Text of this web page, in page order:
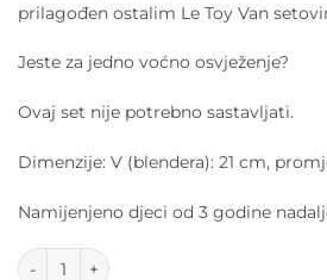
prilagođen ostalim Le Toy Van
Jeste za jedno voćno osvježenje?
Ovaj set nije potrebno sastavljati.
Dimenzije: V (blendera): 21 cm,
Namijenjeno djeci od 3 godine
Le Toy Van Blender set količina